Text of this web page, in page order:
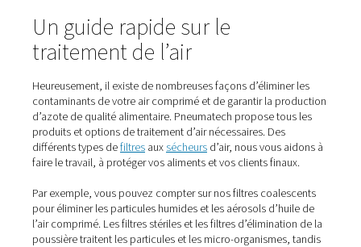
La deuxième méthode consiste à
C’est beaucoup moins cher, cela garantit une
stable et vous permet de choisir la pureté d’azote
Pour la production d’azote sur site, vous avez besoin
générateur et d’un compresseur. Ce dernier comprime
ambiant et l’envoie au générateur, qui sépare l’azote
contient toujours des contaminants, il est essentiel de
au début de ce processus. Sinon, ils réduiront la qualité
pureté de l’azote et entreront en contact avec les